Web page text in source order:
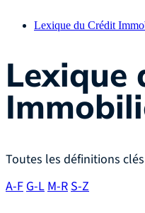
Lexique du Crédit
Lexique
Toutes les définitions
A-FG-LM-RS-Z